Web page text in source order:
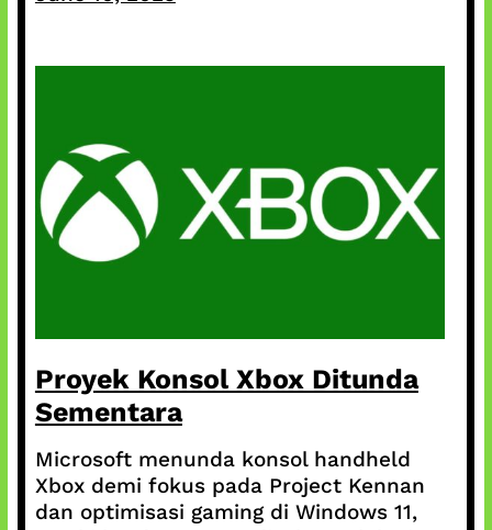
Proyek Konsol Xbox Ditunda
Sementara
Microsoft menunda konsol handheld
Xbox demi fokus pada Project Kennan
dan optimisasi gaming di Windows 11,